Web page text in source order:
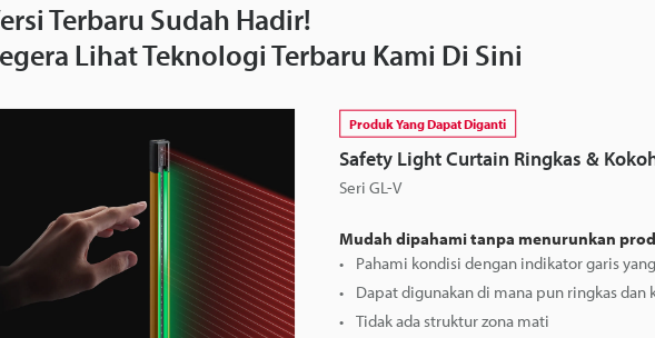
Terbaru Sudah Hadir!
Lihat Teknologi Terbaru Kami Di Sini
Produk Yang Dapat Diganti
Safety Light Curtain Ringkas &
Seri GL-V
Mudah dipahami tanpa menurunkan
Pahami kondisi dengan indikator garis
Dapat digunakan di mana pun ringkas dan
Tidak ada struktur zona mati